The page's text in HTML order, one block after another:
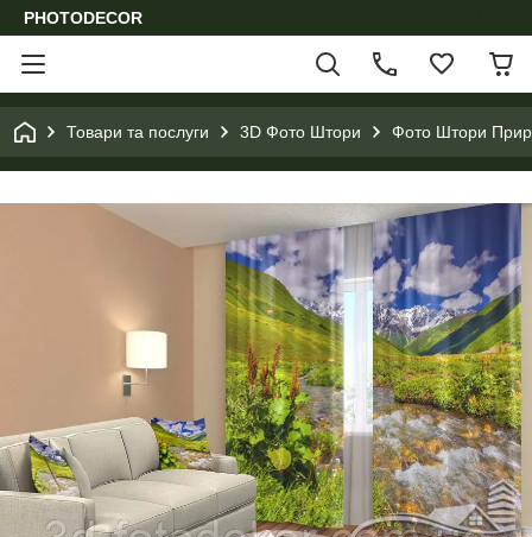
PHOTODECOR
Товари та послуги 3D Фото Штори Фото Штори